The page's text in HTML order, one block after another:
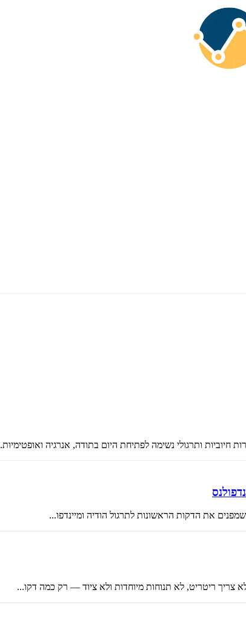
חיוביות ותרגולי נשימה לפתיחת היום בתודה, אנרגיה ואופטימיות.
את הדקות הראשונות לתרגול הודיה ומיינדפו...
ריטריט, לא תנוחות מיוחדות ולא ציוד — רק כמה דקו...